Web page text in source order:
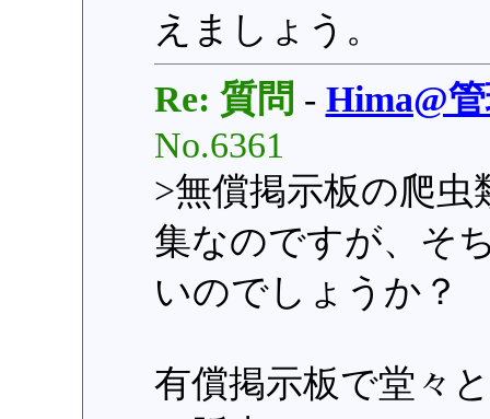
えましょう。
Re: 質問 - Hima@
No.6361
>無償掲示板の爬
集なのですが、そ
いのでしょうか？
有償掲示板で堂々